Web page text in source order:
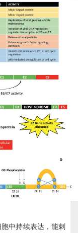
中持续表达，能刺